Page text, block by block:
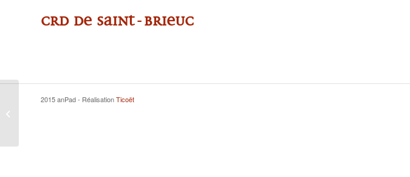
CRD de Saint-Brieuc
2015 anPad - RéalisationTicoët